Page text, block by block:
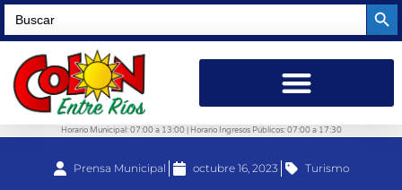
Search
for:
Horario Municipal: 07:00 a 13:00 | Horario Ingresos Públicos: 07:00 a 17:30
Prensa Municipal octubre 16, 2023 Turismo